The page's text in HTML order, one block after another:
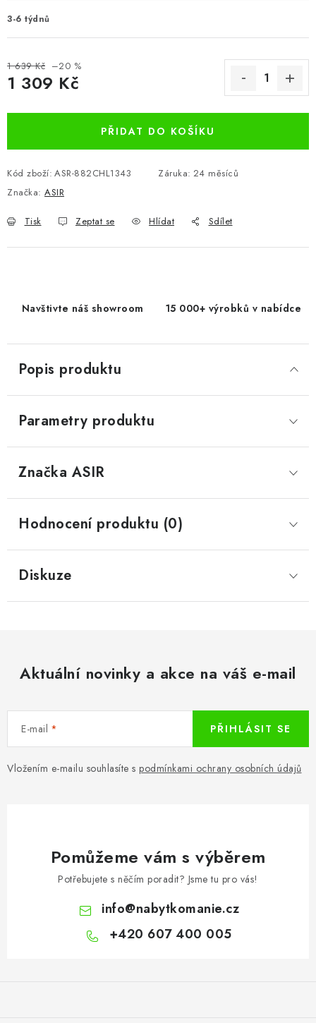
3-6 týdnů
1 639 Kč –20 %
1 309 Kč
PŘIDAT DO KOŠÍKU
Kód zboží: ASR-882CHL1343 Záruka: 24 měsíců
Značka: ASIR
Tisk Zeptat se Hlídat Sdílet
Navštivte náš showroom 15 000+ výrobků v nabídce
Popis produktu
Parametry produktu
Značka ASIR
Hodnocení produktu (0)
Diskuze
Aktuální novinky a akce na váš e-mail
E-mail
Vložením e-mailu souhlasíte s podmínkami ochrany osobních údajů
PŘIHLÁSIT SE
Pomůžeme vám s výběrem
Potřebujete s něčím poradit? Jsme tu pro vás!
info@nabytkomanie.cz
+420 607 400 005